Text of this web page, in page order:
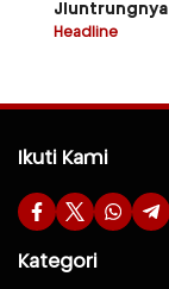
Jluntrungnya
Headline
Ikuti Kami
Kategori